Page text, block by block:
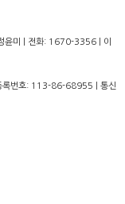
윤미 | 전화: 1670-3356 | 이
록번호: 113-86-68955 | 통신